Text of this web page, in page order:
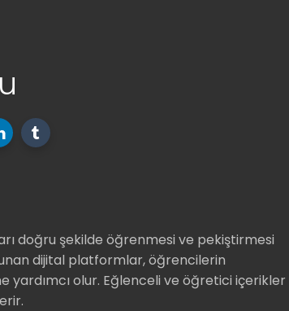
doğru şekilde öğrenmesi ve pekiştirmesi
dijital platformlar, öğrencilerin
olur. Eğlenceli ve öğretici içerikler